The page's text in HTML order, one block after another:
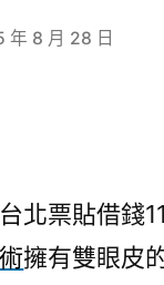
年 8 月 28 日
北票貼借錢
擁有雙眼皮